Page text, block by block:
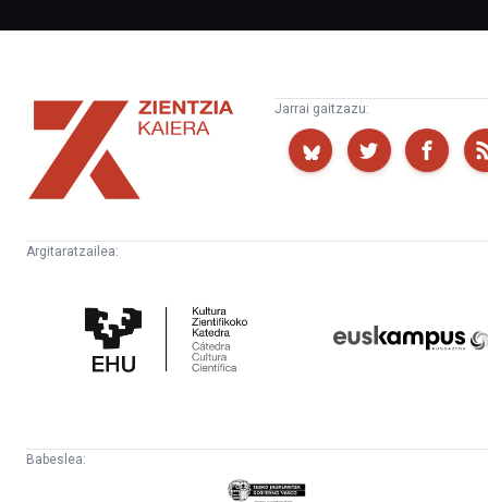
Zientzia
Kaiera
Jarrai gaitzazu:
Argitaratzailea:
Zientifikoko
Katedra
Babeslea:
Eusko